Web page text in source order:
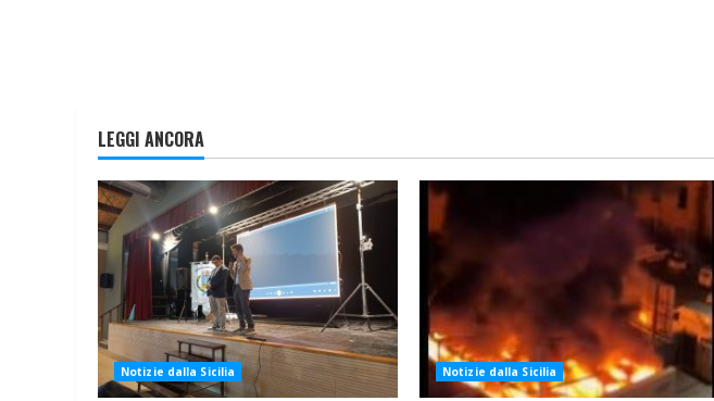
LEGGI ANCORA
Notizie dalla Sicilia Notizie dalla Sicilia